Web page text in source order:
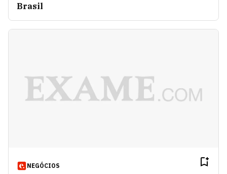
Brasil
NEGÓCIOS